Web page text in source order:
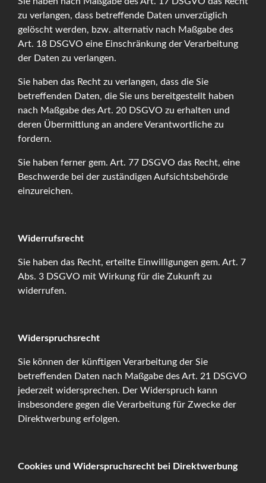
zu verlangen, dass betreffende Daten unverzüglich
gelöscht werden, bzw. alternativ nach Maßgabe des
Art. 18 DSGVO eine Einschränkung der Verarbeitung
der Daten zu verlangen.
Sie haben das Recht zu verlangen, dass die Sie
betreffenden Daten, die Sie uns bereitgestellt haben
nach Maßgabe des Art. 20 DSGVO zu erhalten und
deren Übermittlung an andere Verantwortliche zu
fordern.
Sie haben ferner gem. Art. 77 DSGVO das Recht, eine
Beschwerde bei der zuständigen Aufsichtsbehörde
einzureichen.
Widerrufsrecht
Sie haben das Recht, erteilte Einwilligungen gem. Art. 7
Abs. 3 DSGVO mit Wirkung für die Zukunft zu
widerrufen.
Widerspruchsrecht
Sie können der künftigen Verarbeitung der Sie
betreffenden Daten nach Maßgabe des Art. 21 DSGVO
jederzeit widersprechen. Der Widerspruch kann
insbesondere gegen die Verarbeitung für Zwecke der
Direktwerbung erfolgen.
Cookies und Widerspruchsrecht bei Direktwerbung
Kontaktieren Sie mich!
Schreiben Sie mir Ihr Anliegen hier.